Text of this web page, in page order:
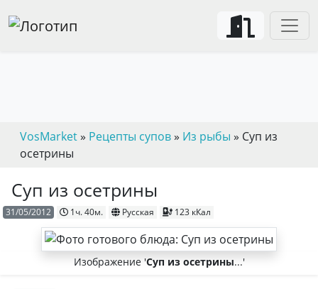
VosMarket» Рецепты супов» Из рыбы » Суп из
осетрины
Суп из осетрины
31/05/2012 1ч. 40м. Русская 123 кКал
Изображение 'Суп из осетрины...'